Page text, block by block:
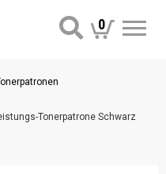
0
Tonerpatrone Schwarz